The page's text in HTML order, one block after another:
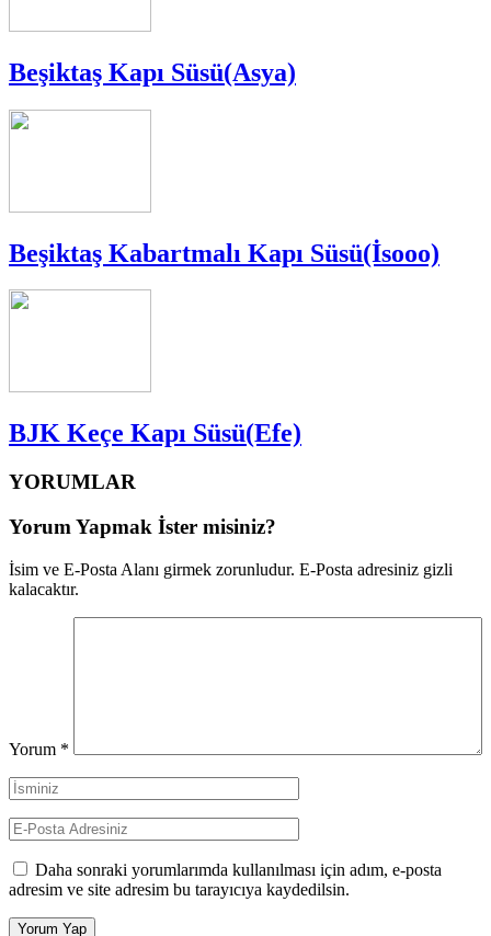
Beşiktaş Kapı Süsü(Asya)
Beşiktaş Kabartmalı Kapı Süsü(İsooo)
BJK Keçe Kapı Süsü(Efe)
YORUMLAR
Yorum Yapmak İster misiniz?
İsim ve E-Posta Alanı girmek zorunludur. E-Posta adresiniz gizli
kalacaktır.
Yorum *
Daha sonraki yorumlarımda kullanılması için adım, e-posta
adresim ve site adresim bu tarayıcıya kaydedilsin.